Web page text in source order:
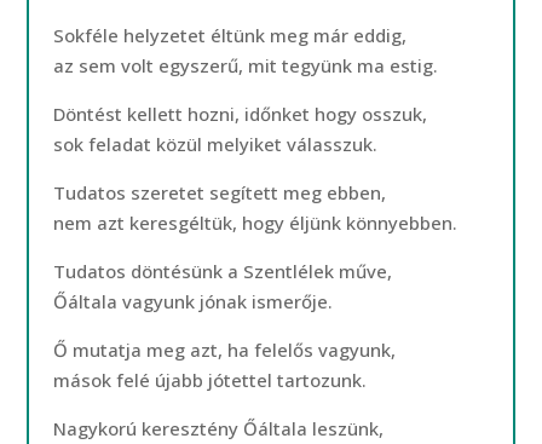
Sokféle helyzetet éltünk meg már eddig,
az sem volt egyszerű, mit tegyünk ma estig.
Döntést kellett hozni, időnket hogy osszuk,
sok feladat közül melyiket válasszuk.
Tudatos szeretet segített meg ebben,
nem azt keresgéltük, hogy éljünk könnyebben.
Tudatos döntésünk a Szentlélek műve,
Őáltala vagyunk jónak ismerője.
Ő mutatja meg azt, ha felelős vagyunk,
mások felé újabb jótettel tartozunk.
Nagykorú keresztény Őáltala leszünk,